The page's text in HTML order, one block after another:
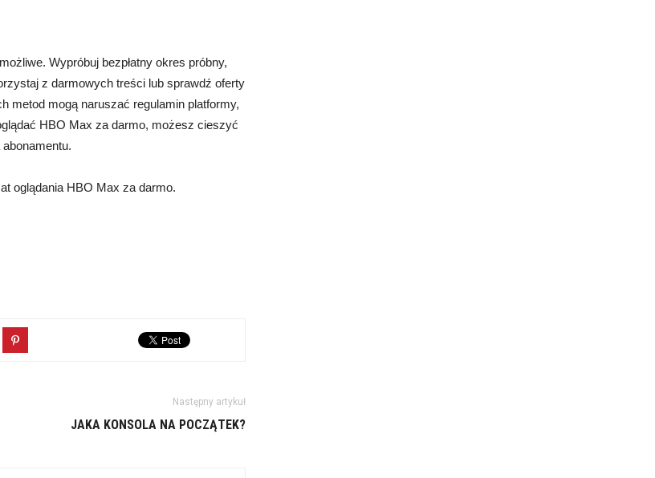
Wypróbuj bezpłatny okres próbny,
z darmowych treści lub sprawdź oferty
metod mogą naruszać regulamin platformy,
HBO Max za darmo, możesz cieszyć
oglądania HBO Max za darmo.
Następny artykuł
JAKA KONSOLA NA POCZĄTEK?